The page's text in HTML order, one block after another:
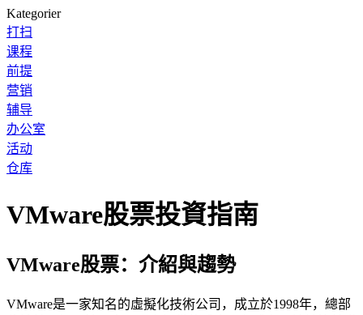
Kategorier
打扫
课程
前提
营销
辅导
办公室
活动
仓库
VMware股票投資指南
VMware股票：介紹與趨勢
VMware是一家知名的虛擬化技術公司，成立於1998年，總部